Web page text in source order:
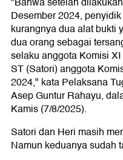
Desember 2024,
kurangnya dua alat bukti
dua orang sebagai
selaku anggota Komisi
ST (Satori) anggota
2024," kata Pelaksana
Asep Guntur Rahayu,
Kamis (7/8/2025).
Satori dan Heri masih
Namun keduanya sudah